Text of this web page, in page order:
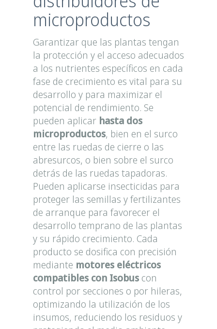
microproductos
Garantizar que las plantas tengan
la protección y el acceso adecuados
a los nutrientes específicos en cada
fase de crecimiento es vital para su
desarrollo y para maximizar el
potencial de rendimiento. Se
pueden aplicar hasta dos
microproductos, bien en el surco
entre las ruedas de cierre o las
abresurcos, o bien sobre el surco
detrás de las ruedas tapadoras.
Pueden aplicarse insecticidas para
proteger las semillas y fertilizantes
de arranque para favorecer el
desarrollo temprano de las plantas
y su rápido crecimiento. Cada
producto se dosifica con precisión
mediante motores eléctricos
compatibles con Isobus con
control por secciones o por hileras,
optimizando la utilización de los
insumos, reduciendo los residuos y